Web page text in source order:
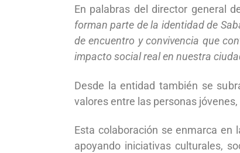
En palabras del director general
forman parte de la identidad de
de encuentro y convivencia que
impacto social real en nuestra
Desde la entidad también se
valores entre las personas
Esta colaboración se enmarca en
apoyando iniciativas culturales,